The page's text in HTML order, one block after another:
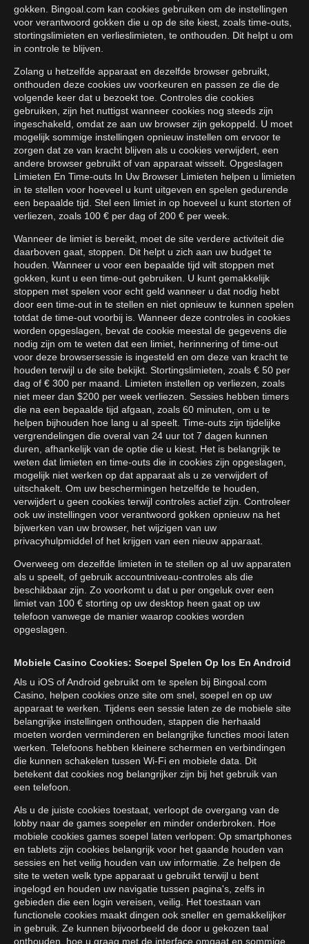
gokken. Bingoal.com kan cookies gebruiken om de instellingen
voor verantwoord gokken die u op de site kiest, zoals time-outs,
stortingslimieten en verlieslimieten, te onthouden. Dit helpt u om
in controle te blijven.
Zolang u hetzelfde apparaat en dezelfde browser gebruikt,
onthouden deze cookies uw voorkeuren en passen ze die de
volgende keer dat u bezoekt toe. Controles die cookies
gebruiken, zijn het nuttigst wanneer cookies nog steeds zijn
ingeschakeld, omdat ze aan uw browser zijn gekoppeld. U moet
mogelijk sommige instellingen opnieuw instellen om ervoor te
zorgen dat ze van kracht blijven als u cookies verwijdert, een
andere browser gebruikt of van apparaat wisselt. Opgeslagen
Limieten En Time-outs In Uw Browser Limieten helpen u limieten
in te stellen voor hoeveel u kunt uitgeven en spelen gedurende
een bepaalde tijd. Stel een limiet in op hoeveel u kunt storten of
verliezen, zoals 100 € per dag of 200 € per week.
Wanneer de limiet is bereikt, moet de site verdere activiteit die
daarboven gaat, stoppen. Dit helpt u zich aan uw budget te
houden. Wanneer u voor een bepaalde tijd wilt stoppen met
gokken, kunt u een time-out gebruiken. U kunt gemakkelijk
stoppen met spelen voor echt geld wanneer u dat nodig hebt
door een time-out in te stellen en niet opnieuw te kunnen spelen
totdat de time-out voorbij is. Wanneer deze controles in cookies
worden opgeslagen, bevat de cookie meestal de gegevens die
nodig zijn om te weten dat een limiet, herinnering of time-out
voor deze browsersessie is ingesteld en om deze van kracht te
houden terwijl u de site bekijkt. Stortingslimieten, zoals € 50 per
dag of € 300 per maand. Limieten instellen op verliezen, zoals
niet meer dan $200 per week verliezen. Sessies hebben timers
die na een bepaalde tijd afgaan, zoals 60 minuten, om u te
helpen bijhouden hoe lang u al speelt. Time-outs zijn tijdelijke
vergrendelingen die overal van 24 uur tot 7 dagen kunnen
duren, afhankelijk van de optie die u kiest. Het is belangrijk te
weten dat limieten en time-outs die in cookies zijn opgeslagen,
mogelijk niet werken op dat apparaat als u ze verwijdert of
uitschakelt. Om uw beschermingen hetzelfde te houden,
verwijdert u geen cookies terwijl controles actief zijn. Controleer
ook uw instellingen voor verantwoord gokken opnieuw na het
bijwerken van uw browser, het wijzigen van uw
privacyhulpmiddel of het krijgen van een nieuw apparaat.
Overweeg om dezelfde limieten in te stellen op al uw apparaten
als u speelt, of gebruik accountniveau-controles als die
beschikbaar zijn. Zo voorkomt u dat u per ongeluk over een
limiet van 100 € storting op uw desktop heen gaat op uw
telefoon vanwege de manier waarop cookies worden
opgeslagen.
Mobiele Casino Cookies: Soepel Spelen Op Ios En Android
Als u iOS of Android gebruikt om te spelen bij Bingoal.com
Casino, helpen cookies onze site om snel, soepel en op uw
apparaat te werken. Tijdens een sessie laten ze de mobiele site
belangrijke instellingen onthouden, stappen die herhaald
moeten worden verminderen en belangrijke functies mooi laten
werken. Telefoons hebben kleinere schermen en verbindingen
die kunnen schakelen tussen Wi-Fi en mobiele data. Dit
betekent dat cookies nog belangrijker zijn bij het gebruik van
een telefoon.
Als u de juiste cookies toestaat, verloopt de overgang van de
lobby naar de games soepeler en minder onderbroken. Hoe
mobiele cookies games soepel laten verlopen: Op smartphones
en tablets zijn cookies belangrijk voor het gaande houden van
sessies en het veilig houden van uw informatie. Ze helpen de
site te weten welk type apparaat u gebruikt terwijl u bent
ingelogd en houden uw navigatie tussen pagina's, zelfs in
gebieden die een login vereisen, veilig. Het toestaan van
functionele cookies maakt dingen ook sneller en gemakkelijker
in gebruik. Ze kunnen bijvoorbeeld de door u gekozen taal
onthouden, hoe u graag met de interface omgaat en sommige